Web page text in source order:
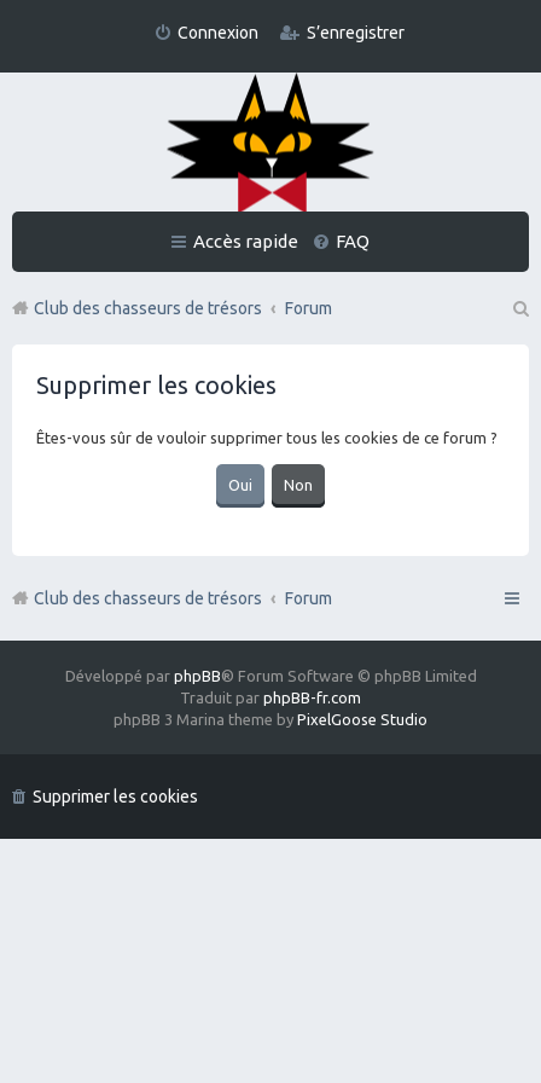
Connexion S’enregistrer
Accès rapide FAQ
Club des chasseurs de trésors
Forum
Supprimer les cookies
Êtes-vous sûr de vouloir supprimer tous les cookies de ce forum ?
Club des chasseurs de trésors Forum
Développé par phpBB® Forum Software © phpBB Limited
Traduit par phpBB-fr.com
phpBB 3 Marina theme by PixelGoose Studio
Supprimer les cookies